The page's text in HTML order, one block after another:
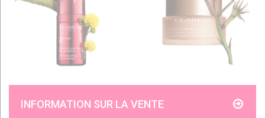
INFORMATION SUR LA VENTE